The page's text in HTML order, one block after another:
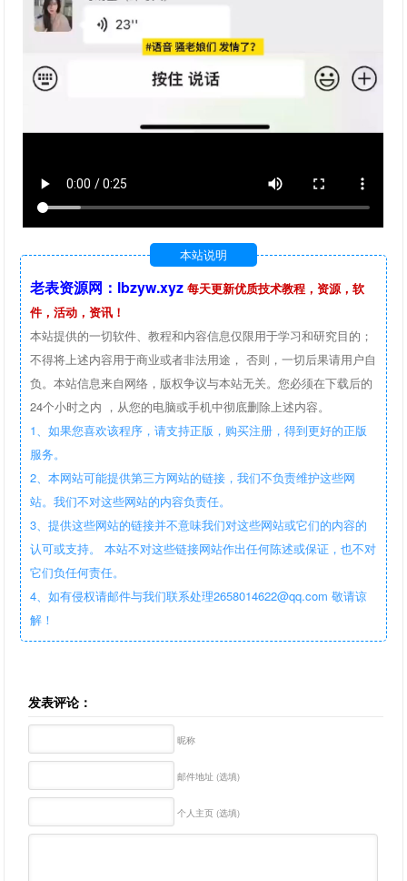
本站说明
老表资源网：lbzyw.xyz 每天更新优质技术教程，资源，软
件，活动，资讯！
本站提供的一切软件、教程和内容信息仅限用于学习和研究目的；
不得将上述内容用于商业或者非法用途， 否则，一切后果请用户自
负。本站信息来自网络，版权争议与本站无关。您必须在下载后的
24个小时之内 ，从您的电脑或手机中彻底删除上述内容。
1、如果您喜欢该程序，请支持正版，购买注册，得到更好的正版
服务。
2、本网站可能提供第三方网站的链接，我们不负责维护这些网
站。我们不对这些网站的内容负责任。
3、提供这些网站的链接并不意味我们对这些网站或它们的内容的
认可或支持。 本站不对这些链接网站作出任何陈述或保证，也不对
它们负任何责任。
4、如有侵权请邮件与我们联系处理2658014622@qq.com 敬请谅
解！
发表评论：
昵称
邮件地址 (选填)
个人主页 (选填)